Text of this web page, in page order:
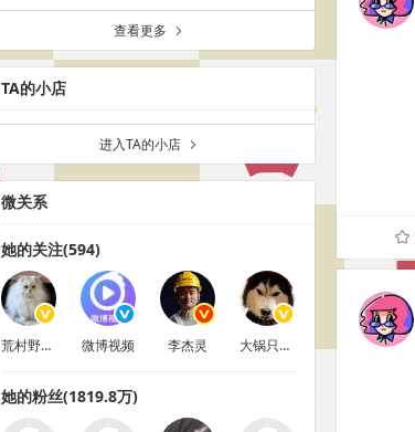
查看更多 a
TA的小店
进入TA的小店 a
微关系
她的关注(594)
荒村野店老板娘 微博视频 李杰灵 大锅只是喝醉
她的粉丝(1819.8万)
û